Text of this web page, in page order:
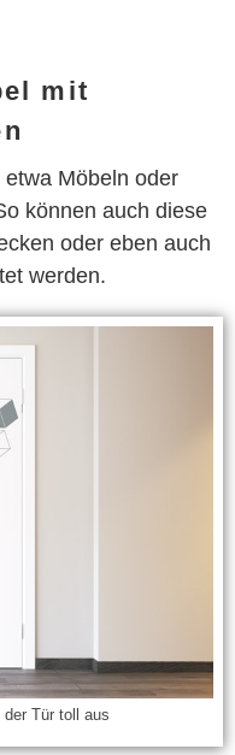
mit
Möbeln oder
können auch diese
oder eben auch
werden.
der Tür toll aus